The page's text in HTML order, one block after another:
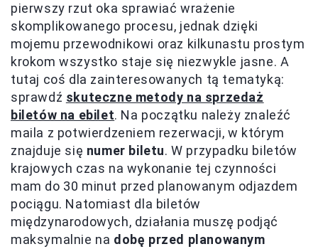
pierwszy rzut oka sprawiać wrażenie
skomplikowanego procesu, jednak dzięki
mojemu przewodnikowi oraz kilkunastu prostym
krokom wszystko staje się niezwykle jasne. A
tutaj coś dla zainteresowanych tą tematyką:
sprawdź skuteczne metody na sprzedaż
biletów na ebilet. Na początku należy znaleźć
maila z potwierdzeniem rezerwacji, w którym
znajduje się numer biletu. W przypadku biletów
krajowych czas na wykonanie tej czynności
mam do 30 minut przed planowanym odjazdem
pociągu. Natomiast dla biletów
międzynarodowych, działania muszę podjąć
maksymalnie na dobę przed planowanym